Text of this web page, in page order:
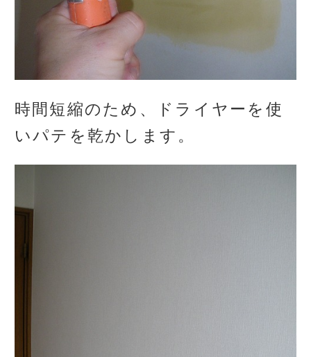
時間短縮のため、ドライヤーを使
いパテを乾かします。